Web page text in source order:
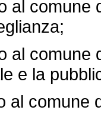
al
al
e la
al comune